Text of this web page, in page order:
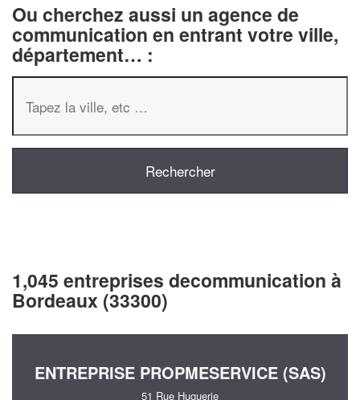
Ou cherchez aussi un agence de
communication en entrant votre ville,
département… :
1,045 entreprises decommunication à
Bordeaux (33300)
ENTREPRISE PROPMESERVICE (SAS)
51 Rue Huguerie